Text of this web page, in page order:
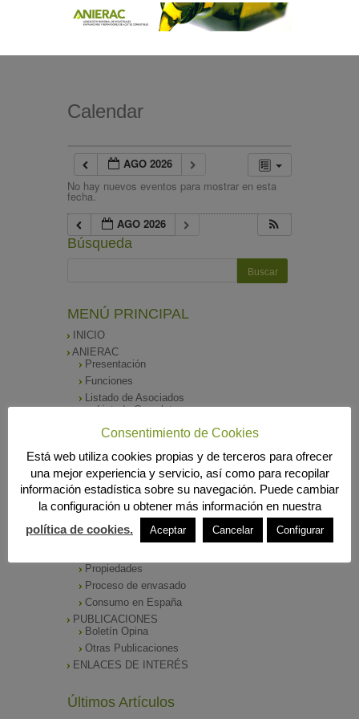
Calendar
AGO 2026
No hay nuevos eventos para mostrar en esta
fecha.
AGO 2026
Búsqueda
MENÚ PRINCIPAL
INICIO
ANIERAC
Presentación
Funciones
Listado de Asociados
Listado Completo
Como asociarse
SALA DE PRENSA
Notas de Prensa
Archivos Corporativos
GALERÍA DE IMÁGENES
CONTACTO
ENVASADO DE ACEITE
Propiedades
Proceso de envasado
Consumo en España
PUBLICACIONES
Boletín Opina
Otras Publicaciones
ENLACES DE INTERÉS
Últimos Artículos
Consentimiento de Cookies
Está web utiliza cookies propias y de terceros para ofrecer
una mejor experiencia y servicio, así como para recopilar
información estadística sobre su navegación. Puede cambiar
la configuración u obtener más información en nuestra
política de cookies.
Aceptar Cancelar Configurar